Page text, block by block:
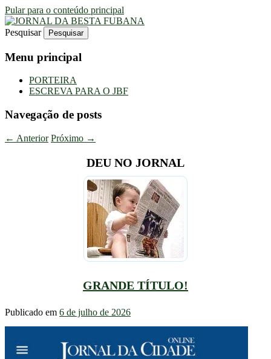
Pular para o conteúdo principal
JORNAL DA BESTA FUBANA
Uma Gazeta Escrota
Pesquisar
Menu principal
PORTEIRA
ESCREVA PARA O JBF
Navegação de posts
← Anterior Próximo →
DEU NO JORNAL
GRANDE TÍTULO!
Publicado em 6 de julho de 2026